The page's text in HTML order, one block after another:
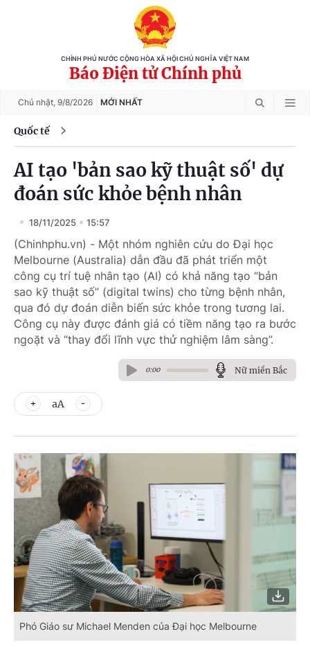
CHÍNH PHỦ NƯỚC CỘNG HÒA XÃ HỘI CHỦ NGHĨA VIỆT NAM
Báo Điện tử Chính phủ
Chủ nhật, 9/8/2026 MỚI NHẤT
Quốc tế
AI tạo 'bản sao kỹ thuật số' dự
đoán sức khỏe bệnh nhân
18/11/2025 15:57
(Chinhphu.vn) - Một nhóm nghiên cứu do Đại học
Melbourne (Australia) dẫn đầu đã phát triển một
công cụ trí tuệ nhân tạo (AI) có khả năng tạo “bản
sao kỹ thuật số” (digital twins) cho từng bệnh nhân,
qua đó dự đoán diễn biến sức khỏe trong tương lai.
Công cụ này được đánh giá có tiềm năng tạo ra bước
ngoặt và “thay đổi lĩnh vực thử nghiệm lâm sàng”.
0:00 Nữ miền Bắc
aA
Phó Giáo sư Michael Menden của Đại học Melbourne